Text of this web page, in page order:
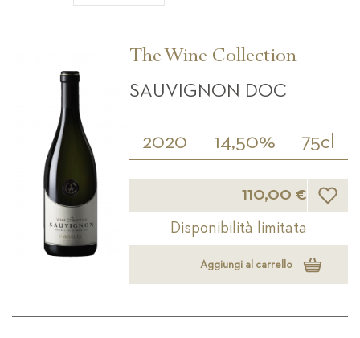
The Wine Collection
SAUVIGNON DOC
2020 14,50% 75cl
110,00 € Lista
Disponibilità limitata
Aggiungi al carrello